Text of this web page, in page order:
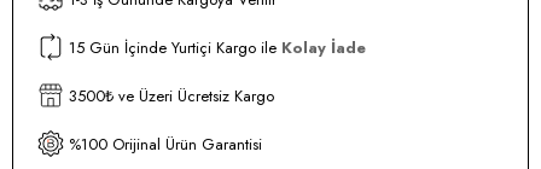
15 Gün İçinde Yurtiçi Kargo ile Kolay İade
3500₺ ve Üzeri Ücretsiz Kargo
%100 Orijinal Ürün Garantisi